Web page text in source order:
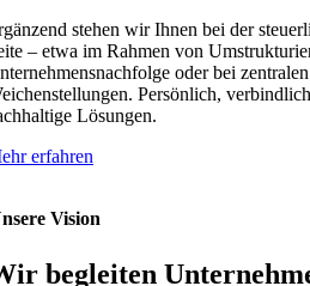
stehen wir Ihnen bei der
– etwa im Rahmen von
oder bei
Persönlich,
Lösungen.
erfahren
Vision
begleiten